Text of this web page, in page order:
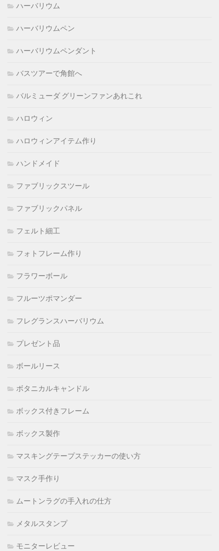
ハーバリウム
ハーバリウムペン
ハーバリウムペンダント
バスツアーで角館へ
バルミューダ グリーンファンあれこれ
ハロウィン
ハロウィンアイテム作り
ハンドメイド
ファブリックスツール
ファブリックパネル
フェルト細工
フォトフレーム作り
フラワーボール
フルーツポマンダー
フレグランスハーバリウム
プレゼント品
ボールリース
ボタニカルキャンドル
ボックス付きフレーム
ボックス製作
マスキングテープステッカーの使い方
マスク手作り
ムートンラグの手入れの仕方
メタルスタンプ
モニターレビュー